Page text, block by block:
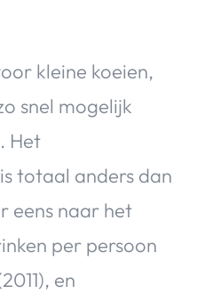
kleine koeien,
snel mogelijk
Het
totaal anders dan
eens naar het
per persoon
en